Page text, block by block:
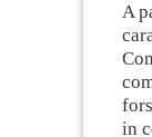
A
in